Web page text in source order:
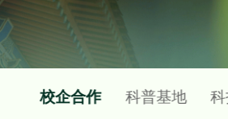
校企合作 科普基地